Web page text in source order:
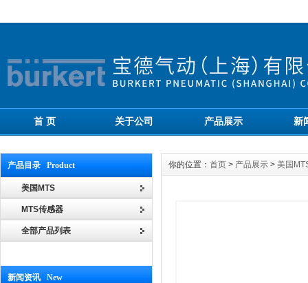
首 页 关于公司 产品展示 新
产品目录 Product
美国MTS
MTS传感器
全部产品列表
新闻资讯 New
你的位置： 首页 > 产品展示 > 美国